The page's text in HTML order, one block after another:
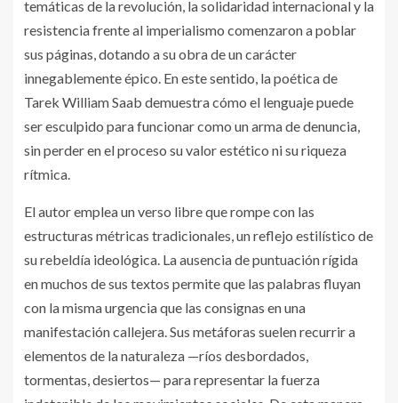
temáticas de la revolución, la solidaridad internacional y la
resistencia frente al imperialismo comenzaron a poblar
sus páginas, dotando a su obra de un carácter
innegablemente épico. En este sentido, la poética de
Tarek William Saab demuestra cómo el lenguaje puede
ser esculpido para funcionar como un arma de denuncia,
sin perder en el proceso su valor estético ni su riqueza
rítmica.
El autor emplea un verso libre que rompe con las
estructuras métricas tradicionales, un reflejo estilístico de
su rebeldía ideológica. La ausencia de puntuación rígida
en muchos de sus textos permite que las palabras fluyan
con la misma urgencia que las consignas en una
manifestación callejera. Sus metáforas suelen recurrir a
elementos de la naturaleza —ríos desbordados,
tormentas, desiertos— para representar la fuerza